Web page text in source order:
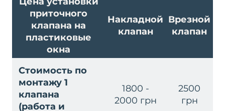
приточного
клапана на
пластиковые
окна
Накладной
клапан
Врезной
клапан
Стоимость по
монтажу 1
клапана
(работа и
1800 -
2000 грн
2500
грн